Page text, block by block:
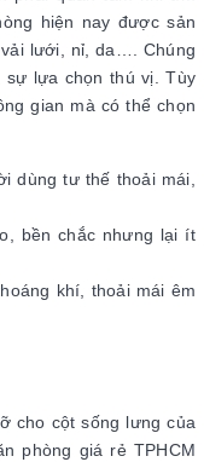
hiện nay được sản
lưới, nỉ, da…. Chúng
sự lựa chọn thú vị. Tùy
gian mà có thể chọn
dùng tư thế thoải mái,
bền chắc nhưng lại ít
khí, thoải mái êm
cho cột sống lưng của
phòng giá rẻ TPHCM